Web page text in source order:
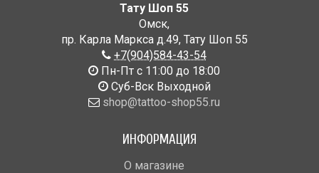
Тату Шоп 55
Омск,
пр. Карла Маркса д.49, Тату Шоп 55
+7(904)584-43-54
Пн-Пт с 11:00 до 18:00
Cуб-Вск Выходной
shop@tattoo-shop55.ru
ИНФОРМАЦИЯ
О магазине